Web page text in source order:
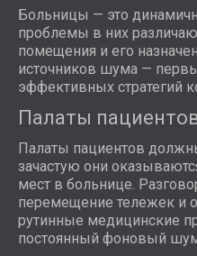
Больницы — это
проблемы в них
помещения и его
источников шума —
эффективных стратегий
Палаты
Палаты пациентов
зачастую они
мест в больнице.
перемещение тележек и
рутинные медицинские
постоянный фоновый